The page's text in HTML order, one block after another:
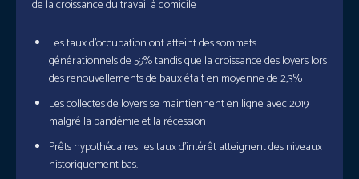
de la croissance du travail à domicile
Les taux d’occupation ont atteint des sommets
générationnels de 59% tandis que la croissance des loyers lors
des renouvellements de baux était en moyenne de 2,3%
Les collectes de loyers se maintiennent en ligne avec 2019
malgré la pandémie et la récession
Prêts hypothécaires: les taux d’intérêt atteignent des niveaux
historiquement bas.